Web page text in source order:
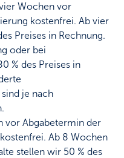
Wochen vor
kostenfrei. Ab vier
Preises in Rechnung.
oder bei
% des Preises in
je nach
vor Abgabetermin der
Ab 8 Wochen
stellen wir 50 % des